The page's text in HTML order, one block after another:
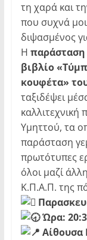
τη χαρά και
που συχνά
διψασμένος
Η παράσταση
βιβλίο
κουφέτα»
ταξιδέψει
καλλιτεχνική
Υμηττού, τα
παράσταση
πρωτότυπες
όλοι μαζί
Κ.Π.Α.Π. της
Ώρα: